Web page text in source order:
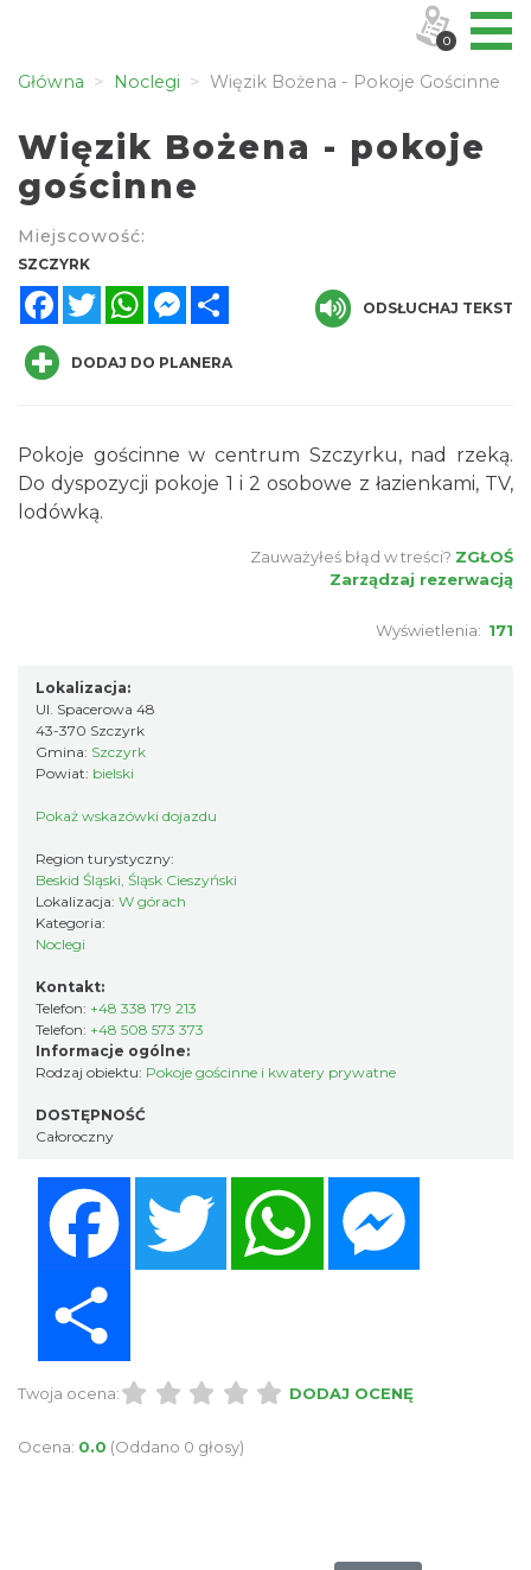
Główna Noclegi Więzik Bożena - Pokoje Gościnne
Więzik Bożena - pokoje
gościnne
Miejscowość:
SZCZYRK
FacebookTwitterWhatsAppMessenger
ODSŁUCHAJ TEKST
DODAJ DO PLANERA
Pokoje gościnne w centrum Szczyrku, nad rzeką.
Do dyspozycji pokoje 1 i 2 osobowe z łazienkami, TV,
lodówką.
Zauważyłeś błąd w treści? ZGŁOŚ
Zarządzaj rezerwacją
Wyświetlenia: 171
Lokalizacja:
Ul. Spacerowa 48
43-370 Szczyrk
Gmina: Szczyrk
Powiat: bielski
Pokaż wskazówki dojazdu
Region turystyczny:
Beskid Śląski, Śląsk Cieszyński
Lokalizacja: W górach
Kategoria:
Noclegi
Kontakt:
Telefon: +48 338 179 213
Telefon: +48 508 573 373
Informacje ogólne:
Rodzaj obiektu: Pokoje gościnne i kwatery prywatne
DOSTĘPNOŚĆ
Całoroczny
Twitter WhatsApp
Twoja ocena: DODAJ OCENĘ
Ocena: 0.0 (Oddano 0 głosy)
0